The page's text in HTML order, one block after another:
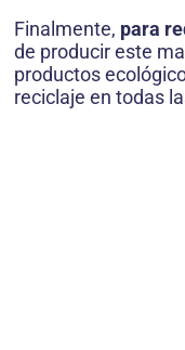
Finalmente, para
de producir este
productos
reciclaje en todas